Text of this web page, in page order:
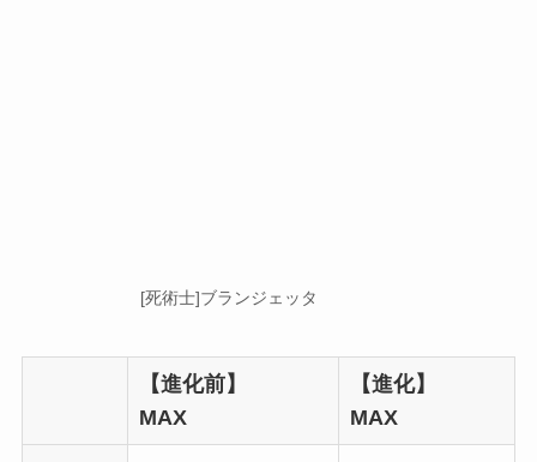
[死術士]ブランジェッタ
【進化前】
MAX
【進化】
MAX